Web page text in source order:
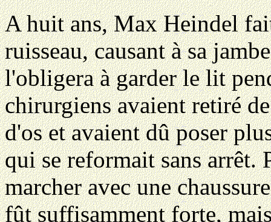
A huit ans, Max Heindel
ruisseau, causant à sa
l'obligera à garder le lit
chirurgiens avaient retiré
d'os et avaient dû poser
qui se reformait sans
marcher avec une
fût suffisamment forte,